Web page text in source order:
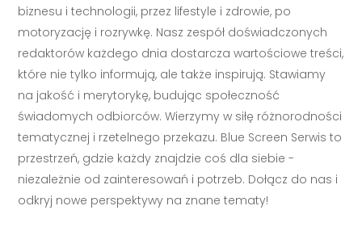
biznesu i technologii, przez lifestyle i zdrowie, po
motoryzację i rozrywkę. Nasz zespół doświadczonych
redaktorów każdego dnia dostarcza wartościowe treści,
które nie tylko informują, ale także inspirują. Stawiamy
na jakość i merytorykę, budując społeczność
świadomych odbiorców. Wierzymy w siłę różnorodności
tematycznej i rzetelnego przekazu. Blue Screen Serwis to
przestrzeń, gdzie każdy znajdzie coś dla siebie -
niezależnie od zainteresowań i potrzeb. Dołącz do nas i
odkryj nowe perspektywy na znane tematy!